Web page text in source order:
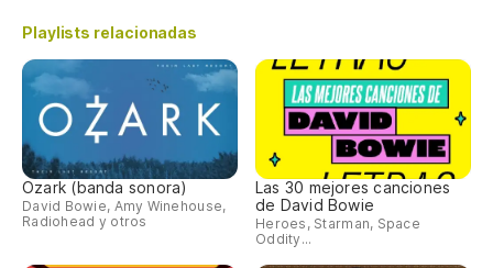
Playlists relacionadas
Ozark (banda sonora)
David Bowie, Amy Winehouse,
Radiohead y otros
Las 30 mejores canciones
de David Bowie
Heroes, Starman, Space
Oddity...